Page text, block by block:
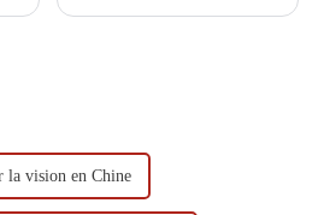
la vision en Chine